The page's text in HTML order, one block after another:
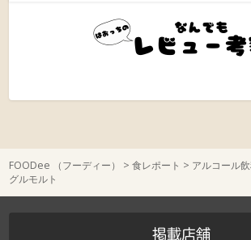
FOODee （フーディー） >食レポート > アルコール
グルモルト
掲載店舗